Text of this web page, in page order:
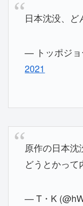
日本沈没、ど
— トッポジ
2021
原作の日本
どうとかって
— T・K